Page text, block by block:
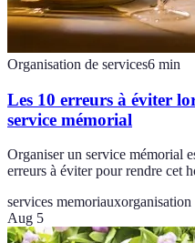
Organisation de services6 min
Les 10 erreurs à éviter
service mémorial
Organiser un service mémorial
erreurs à éviter pour rendre cet
services memoriauxorganisation
Aug 5